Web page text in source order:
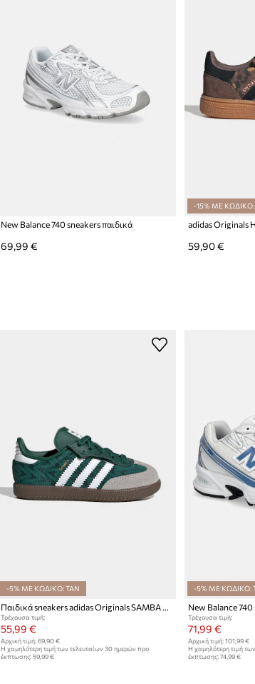
New Balance 740 sneakers παιδικά
69,99 €
-15% ΜΕ ΚΩΔΙΚΟ:
59,90 €
-5% ΜΕ ΚΩΔΙΚΟ: TAN
Παιδικά sneakers adidas Originals SAMBA OG
Τρέχουσα τιμή:
55,99 €
Αρχική τιμή: 69,90 €
Η χαμηλότερη τιμή των τελευταίων 30 ημερών προ
έκπτωσης: 59,99 €
-5% ΜΕ ΚΩΔΙΚΟ:
New Balance
Τρέχουσα τιμή:
71,99 €
Αρχική τιμή: 101,99 €
Η χαμηλότερη τιμή
έκπτωσης: 74,99 €